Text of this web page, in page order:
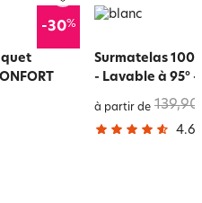
-30%
Surmatelas 100
- Lavable à 95° -
à partir de
4.6